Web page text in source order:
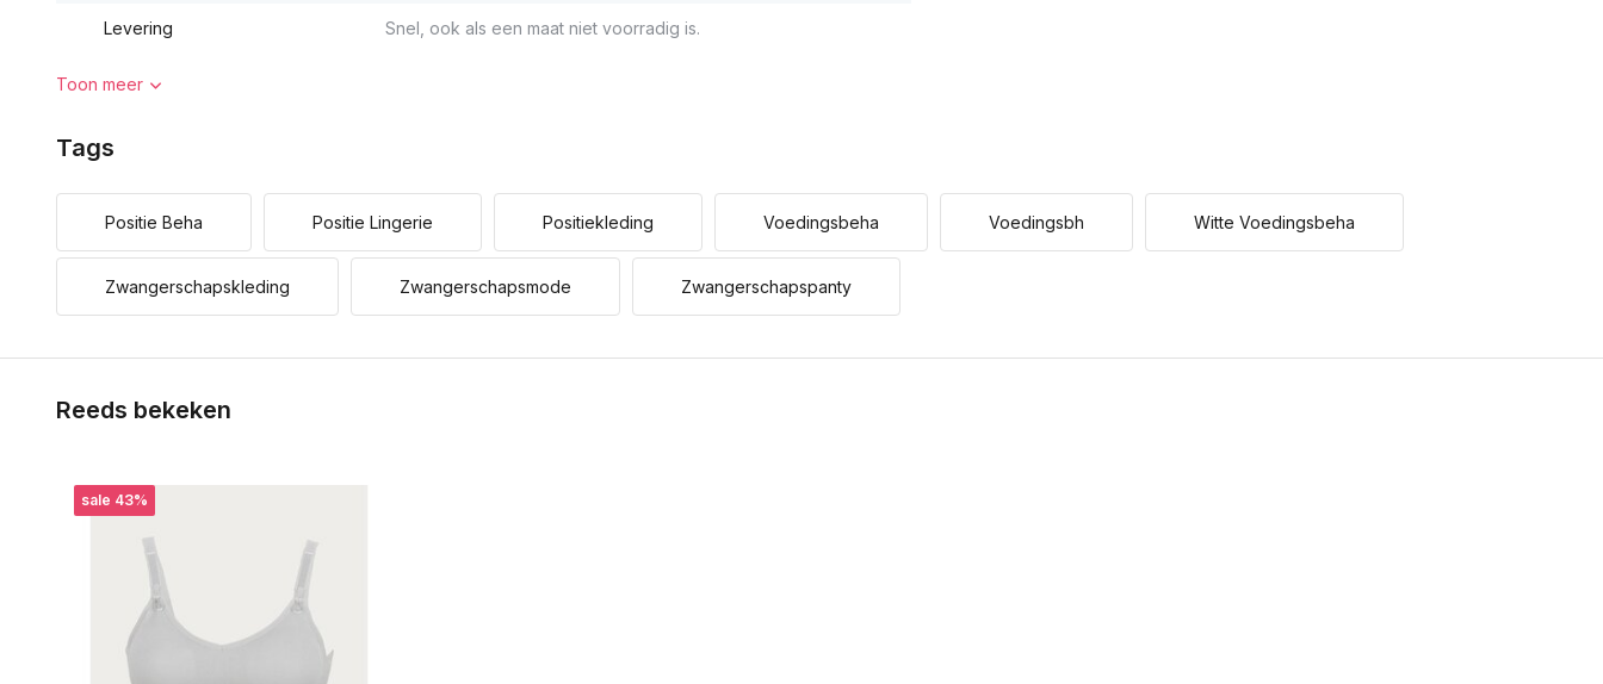
Levering Snel, ook als een maat niet voorradig is.
Toon meer
Tags
Positie Beha Positie Lingerie Positiekleding Voedingsbeha Voedingsbh Witte Voedingsbeha
Zwangerschapskleding Zwangerschapsmode Zwangerschapspanty
Reeds bekeken
sale 43%